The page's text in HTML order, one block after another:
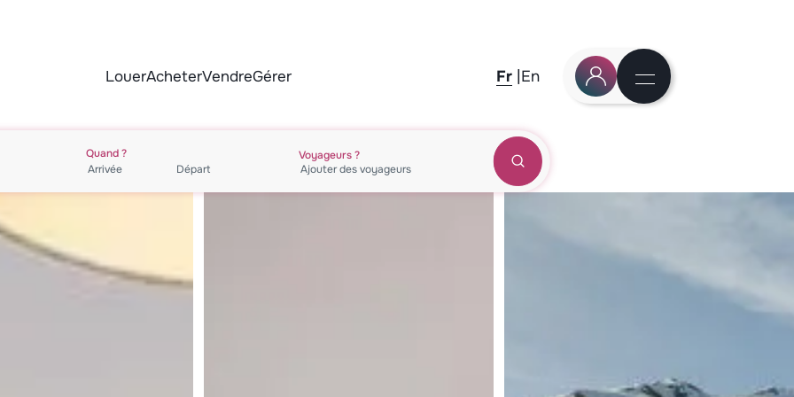
LouerAcheterVendreGérer Fr En
Quand ?
Voyageurs ?
Ajouter desvoyageurs